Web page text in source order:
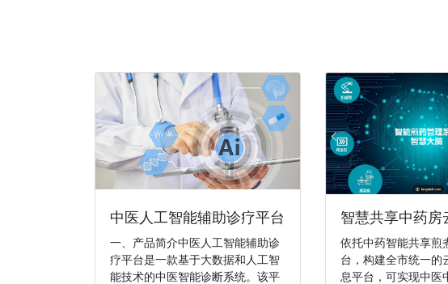
中医人工智能辅助诊疗平台
一、产品简介中医人工智能辅助诊
疗平台是一款基于大数据和人工智
能技术的中医智能诊断系统。该平
智慧共享中药房
依托中药智能共享煎
台，构建全市统一的
息平台，可实现中医